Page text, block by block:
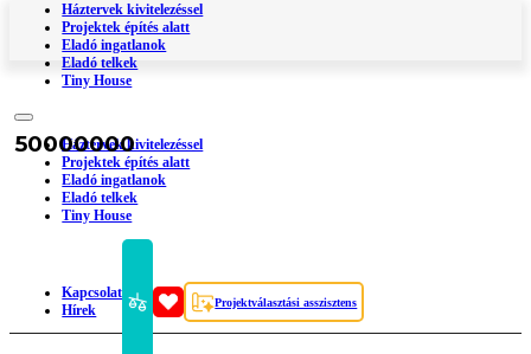
Háztervek kivitelezéssel
Projektek építés alatt
Eladó ingatlanok
Eladó telkek
Tiny House
Háztervek kivitelezéssel
Projektek építés alatt
Eladó ingatlanok
Eladó telkek
Tiny House
Kapcsolat
Hírek
Projektválasztási asszisztens
50000000